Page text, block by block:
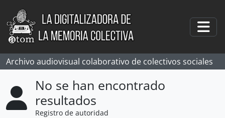
Skip to main content
Archivo audiovisual colaborativo de colectivos sociales
No se han encontrado
resultados
Registro de autoridad